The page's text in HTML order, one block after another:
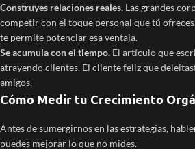
Construyes relaciones reales. Las grandes
competir con el toque personal que tú
te permite potenciar esa ventaja.
Se acumula con el tiempo. El artículo que
atrayendo clientes. El cliente feliz que
amigos.
Cómo Medir tu Crecimiento
Antes de sumergirnos en las estrategias,
puedes mejorar lo que no mides.